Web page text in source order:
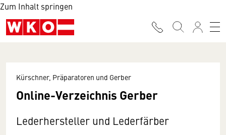
Zum Inhalt springen
Kürschner, Präparatoren und Gerber
Online-Verzeichnis Gerber
Lederhersteller und Lederfärber